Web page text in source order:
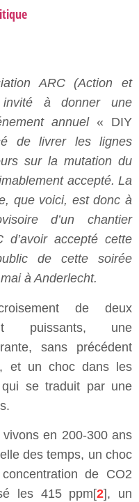
ARC (Action et
invité à donner une
annuel « DIY
de livrer les lignes
sur la mutation du
accepté. La
que voici, est donc à
d’un chantier
d’avoir accepté cette
de cette soirée
à Anderlecht.
de deux
puissants, une
sans précédent
et un choc dans les
se traduit par une
en 200-300 ans
des temps, un choc
de CO2
les 415 ppm[2], un